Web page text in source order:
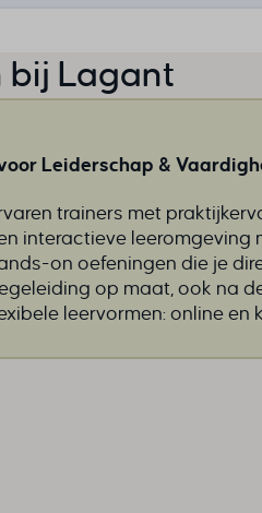
bij Lagant
Leiderschap &
trainers met
interactieve leeromgeving
on oefeningen die je
op maat, ook na
leervormen: online en